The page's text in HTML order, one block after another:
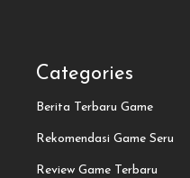
Categories
Berita Terbaru Game
Rekomendasi Game Seru
Review Game Terbaru